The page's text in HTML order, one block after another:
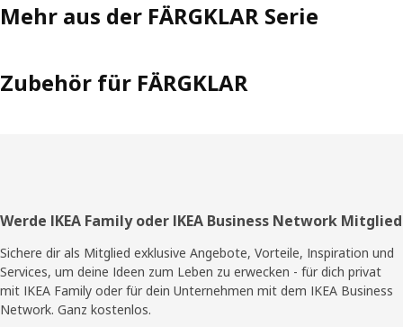
Mehr aus der FÄRGKLAR Serie
Zubehör für FÄRGKLAR
Fußzeile
Werde IKEA Family oder IKEA Business Network Mitglied
Sichere dir als Mitglied exklusive Angebote, Vorteile, Inspiration und
Services, um deine Ideen zum Leben zu erwecken - für dich privat
mit IKEA Family oder für dein Unternehmen mit dem IKEA Business
Network. Ganz kostenlos.